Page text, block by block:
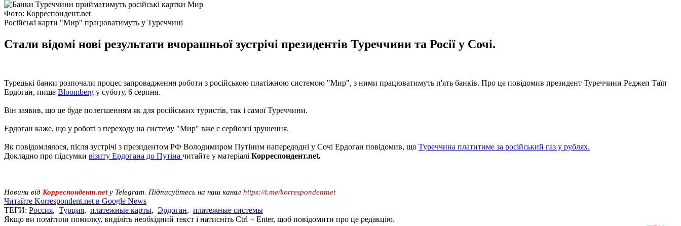
Фото: Корреспондент.net
Російські карти "Мир" працюватимуть у Туреччині
Стали відомі нові результати вчорашньої зустрічі президентів Туреччини та Росії у Сочі.
Турецькі банки розпочали процес запровадження роботи з російською платіжною системою "Мир", з ними працюватимуть п'ять банків. Про це повідомив президент Туреччини Реджеп Таїп
Ердоган, пише Bloomberg у суботу, 6 серпня.
Він заявив, що це буде полегшенням як для російських туристів, так і самої Туреччини.
Ердоган каже, що у роботі з переходу на систему "Мир" вже є серйозні зрушення.
Як повідомлялося, після зустрічі з президентом РФ Володимиром Путіним напередодні у Сочі Ердоган повідомив, що Туреччина платитиме за російський газ у рублях.
Докладно про підсумки візиту Ердогана до Путіна читайте у матеріалі Корреспондент.net.
Новини від Корреспондент.netу Telegram. Підписуйтесь на наш канал https://t.me/korrespondentnet
Читайте Korrespondent.net в Google News
ТЕГИ: Россия, Турция, платежные карты, Эрдоган, платежные системы
Якщо ви помітили помилку, виділіть необхідний текст і натисніть Ctrl + Enter, щоб повідомити про це редакцію.